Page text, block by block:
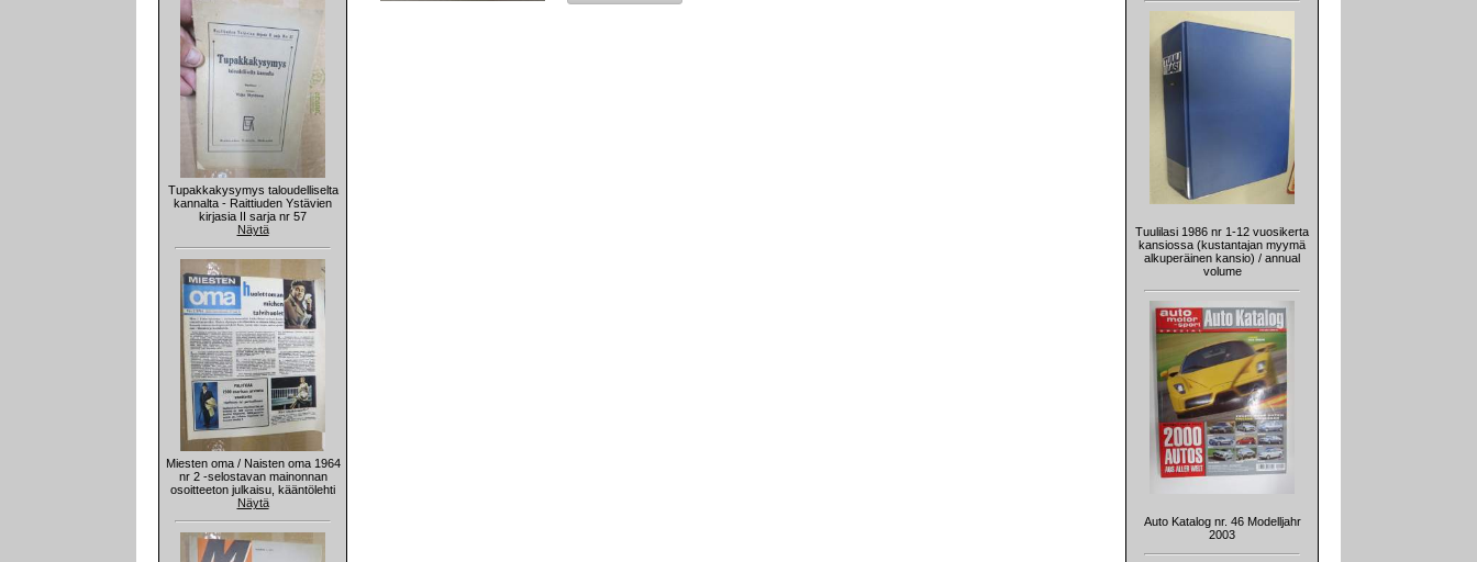
Tupakkakysymys taloudelliselta
kannalta - Raittiuden Ystävien
kirjasia II sarja nr 57
Näytä
Miesten oma / Naisten oma 1964
nr 2 -selostavan mainonnan
osoitteeton julkaisu, kääntölehti
Näytä
Tuulilasi 1986 nr 1-12 vuosikerta
kansiossa (kustantajan myymä
alkuperäinen kansio) / annual
volume
Auto Katalog nr. 46 Modelljahr
2003